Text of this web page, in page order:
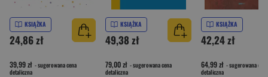
KSIĄŻKA
24,86 zł
39,99 zł - sugerowana cena
detaliczna
KSIĄŻKA
49,38 zł
79,00 zł - sugerowana cena
detaliczna
KSIĄŻKA
42,24 zł
64,99 zł - sugerowana cena
detaliczna